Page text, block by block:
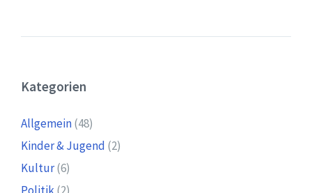
Kategorien
Allgemein(48)
Kinder & Jugend (2)
Kultur(6)